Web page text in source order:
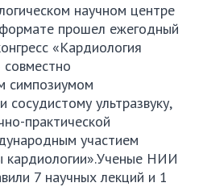
научном центре
прошел ежегодный
«Кардиология
совместно
симпозиумом
сосудистому ультразвуку,
практической
участием
кардиологии».Ученые НИИ
7 научных лекций и 1